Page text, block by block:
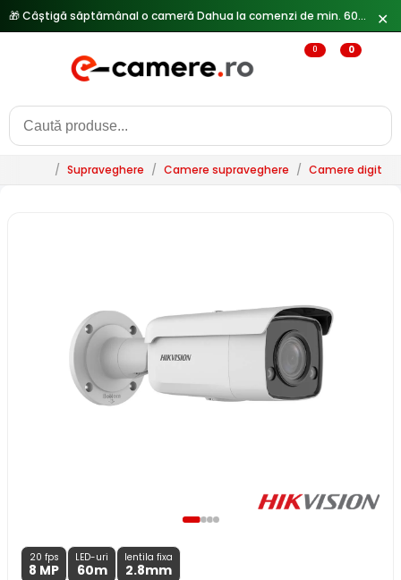
✕
0 0
/ Supraveghere / Camere supraveghere / Camere digitale
20 fps
8 MP
LED-uri
60m
lentila fixa
2.8mm